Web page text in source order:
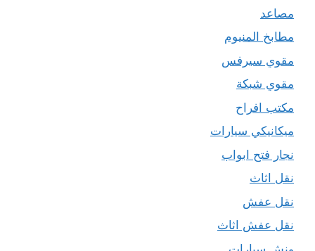
مصاعد
مطابخ المنيوم
مقوي سيرفس
مقوي شبكة
مكتب افراح
ميكانيكي سيارات
نجار فتح ابواب
نقل اثاث
نقل عفش
نقل عفش اثاث